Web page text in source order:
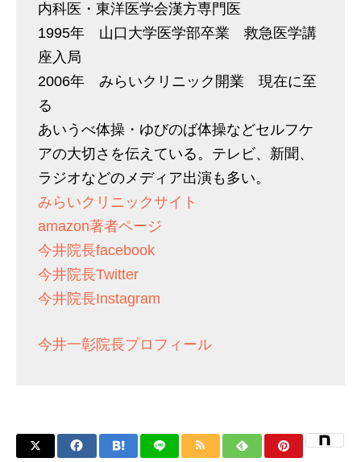
内科医・東洋医学会漢方専門医
1995年 山口大学医学部卒業 救急医学講
座入局
2006年 みらいクリニック開業 現在に至
る
あいうべ体操・ゆびのば体操などセルフケ
アの大切さを伝えている。テレビ、新聞、
ラジオなどのメディア出演も多い。
みらいクリニックサイト
amazon著者ページ
今井院長facebook
今井院長Twitter
今井院長Instagram
今井一彰院長プロフィール